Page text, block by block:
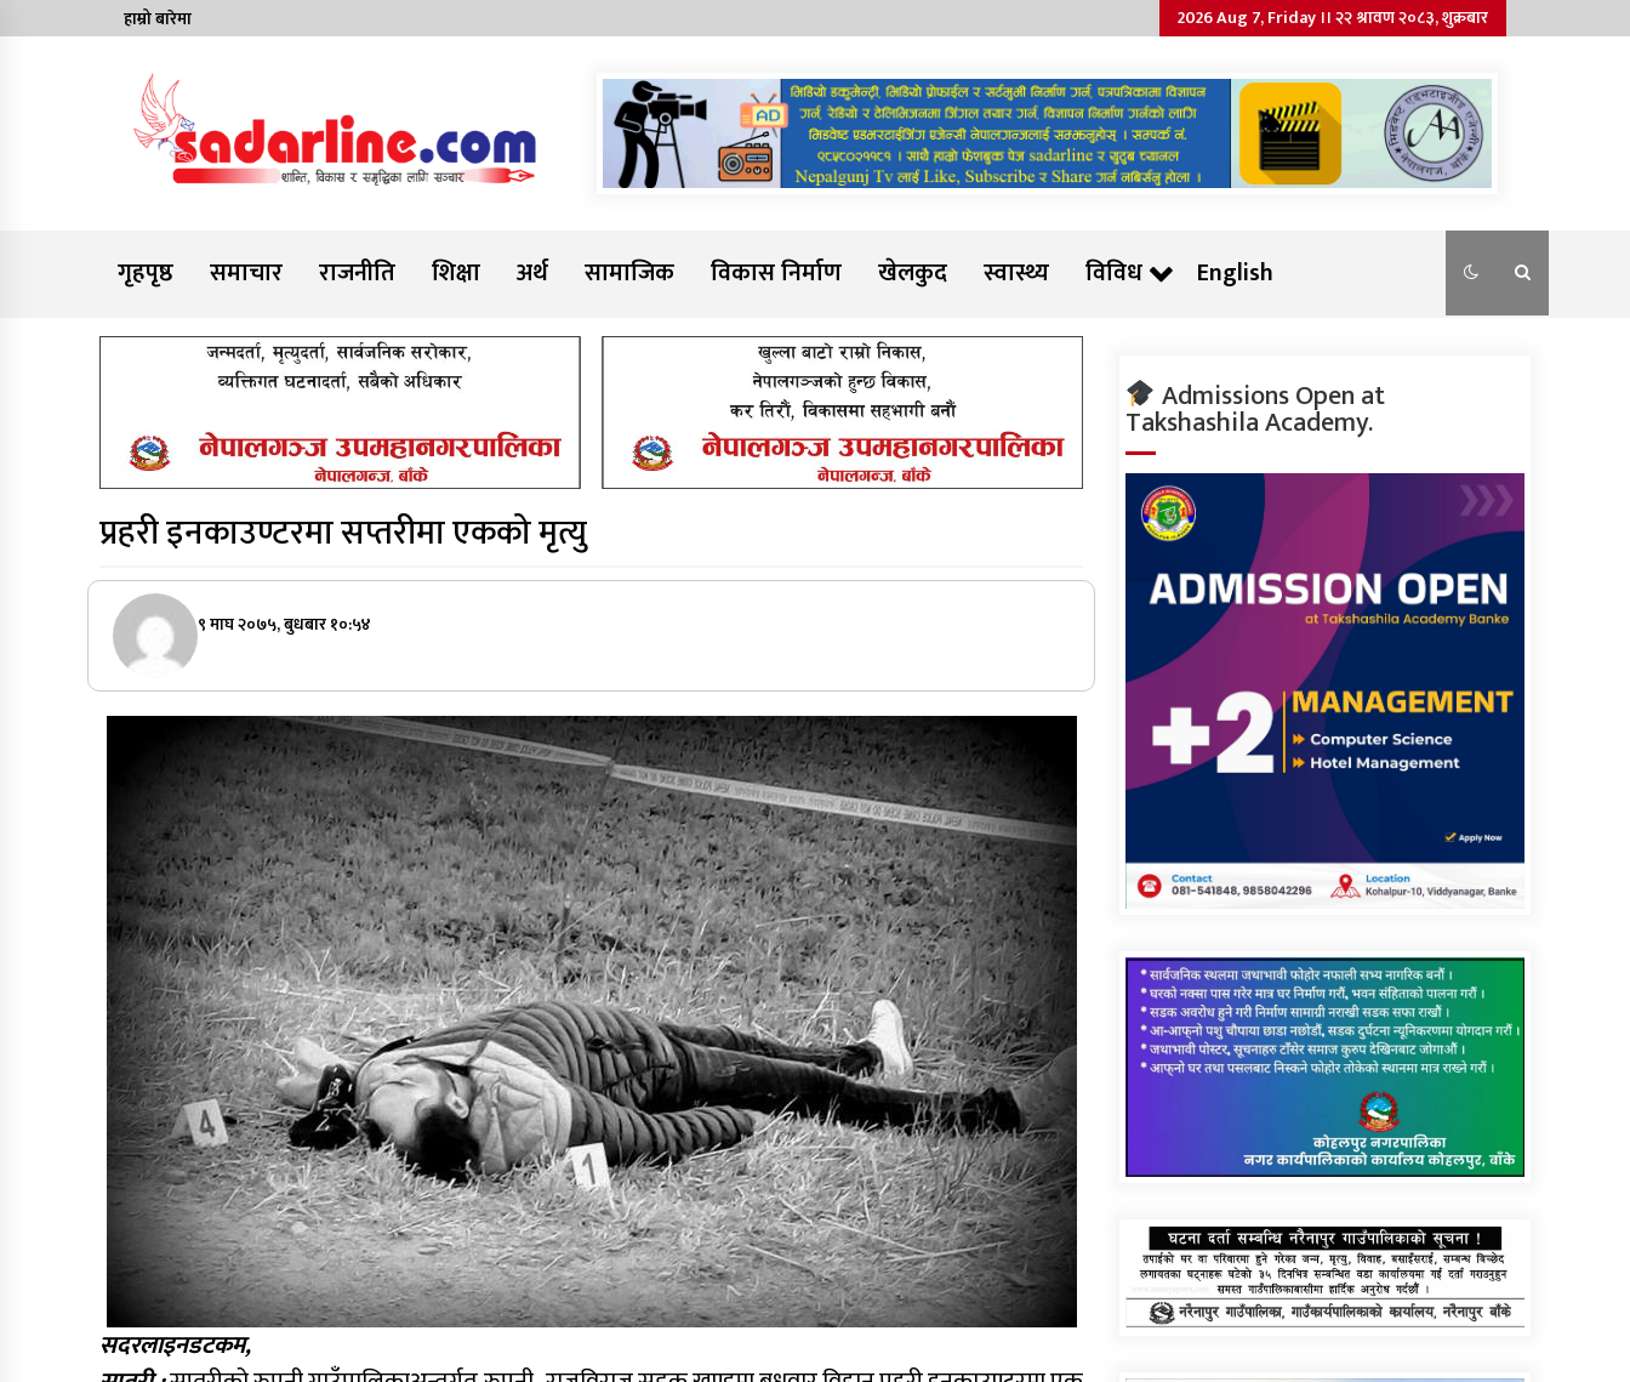
to
हाम्रो बारेमा 2026 Aug 7, Friday ।। २२ श्रावण २०८३, शुक्रबार
Sadarline
गृहपृष्ठ
समाचार राजनीति शिक्षा अर्थ सामाजिक विकास निर्माण खेलकुद स्वास्थ्य विविध English
प्रहरी इनकाउण्टरमा सप्तरीमा एकको मृत्यु
९ माघ २०७५, बुधबार १०:५४
सदरलाइनडटकम,
Admissions Open at
Takshashila Academy.